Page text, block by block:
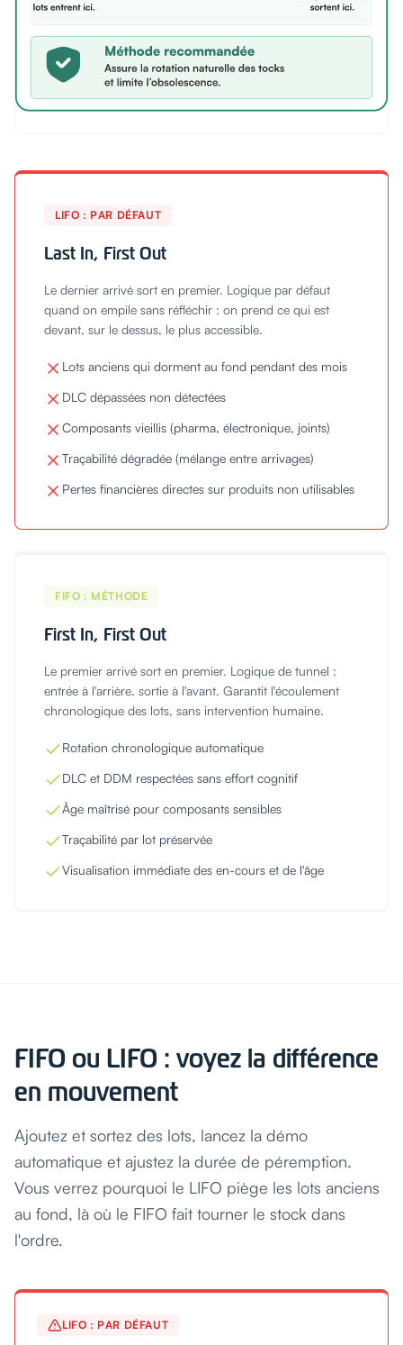
LIFO : PAR DÉFAUT
Last In, First Out
Le dernier arrivé sort en premier. Logique par défaut
quand on empile sans réfléchir : on prend ce qui est
devant, sur le dessus, le plus accessible.
Lots anciens qui dorment au fond pendant des mois
DLC dépassées non détectées
Composants vieillis (pharma, électronique, joints)
Traçabilité dégradée (mélange entre arrivages)
Pertes financières directes sur produits non utilisables
FIFO : MÉTHODE
First In, First Out
Le premier arrivé sort en premier. Logique de tunnel :
entrée à l'arrière, sortie à l'avant. Garantit l'écoulement
chronologique des lots, sans intervention humaine.
Rotation chronologique automatique
DLC et DDM respectées sans effort cognitif
Âge maîtrisé pour composants sensibles
Traçabilité par lot préservée
Visualisation immédiate des en-cours et de l'âge
FIFO ou LIFO : voyez la différence
en mouvement
Ajoutez et sortez des lots, lancez la démo
automatique et ajustez la durée de péremption.
Vous verrez pourquoi le LIFO piège les lots anciens
au fond, là où le FIFO fait tourner le stock dans
l'ordre.
LIFO : PAR DÉFAUT